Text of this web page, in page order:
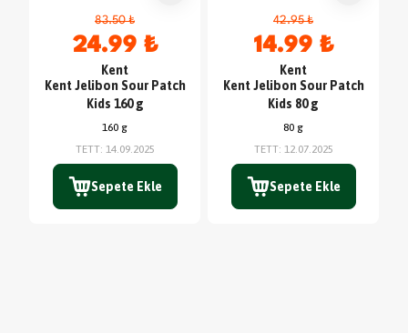
83.50 ₺
24.99 ₺
Kent
Kent Jelibon Sour Patch
Kids 160 g
160 g
TETT: 14.09.2025
Sepete Ekle
42.95 ₺
14.99 ₺
Kent
Kent Jelibon Sour Patch
Kids 80 g
80 g
TETT: 12.07.2025
Sepete Ekle